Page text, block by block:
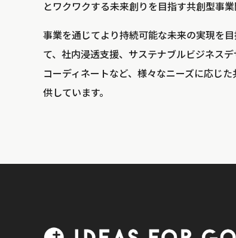
とワクワクする未来創りを目指す共創型事業
事業を通じてより持続可能な未来の実現を
て、社内浸透支援、サステナブルビジネス
コーディネートなど、様々なニーズに応じ
供しています。